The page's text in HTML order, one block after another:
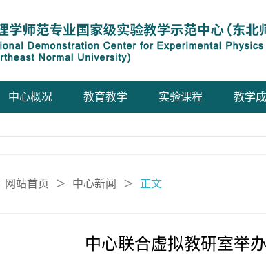
中心概况 教育教学 实验课程 教学
网站首页 ＞ 中心新闻 ＞ 正文
中心联合虚拟教研室举